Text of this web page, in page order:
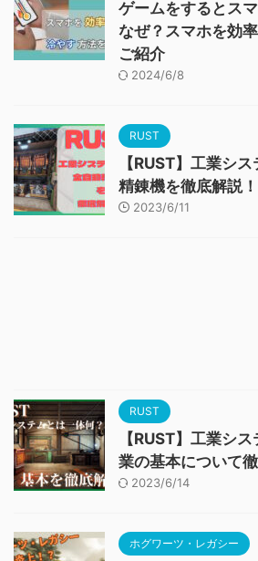
ゲームをするとス
なぜ？スマホを効
ご紹介
2024/6/8
RUST
【RUST】工業シ
精錬機を徹底解説！
2023/6/11
RUST
【RUST】工業シ
業の基本について徹
2023/6/14
ホグワーツ・レガシー